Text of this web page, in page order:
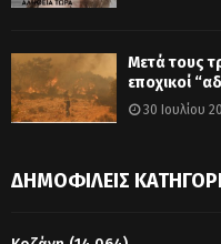
Μετά τους
εποχικοί
30 Ιουλίου
ΔΗΜΟΦΙΛΕΊΣ